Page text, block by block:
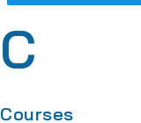
C
Courses